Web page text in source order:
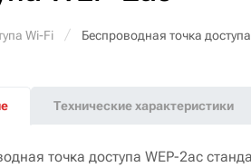
Wi-Fi Беспроводная точка
Технические характеристики
точка доступа WEP-2ac